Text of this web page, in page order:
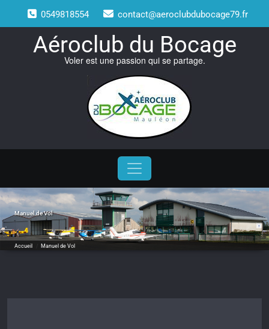
content
0549818554 contact@aeroclubdubocage79.fr
Aéroclub du Bocage
Voler est une passion qui se partage.
Manuel de Vol
Accueil Manuel de Vol